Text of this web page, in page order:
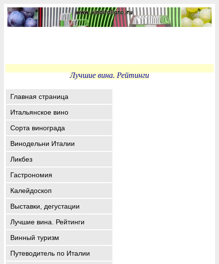
Лучшие вина. Рейтинги
Главная страница
Итальянское вино
Сорта винограда
Винодельни Италии
Ликбез
Гастрономия
Калейдоскоп
Выставки, дегустации
Лучшие вина. Рейтинги
Винный туризм
Путеводитель по Италии